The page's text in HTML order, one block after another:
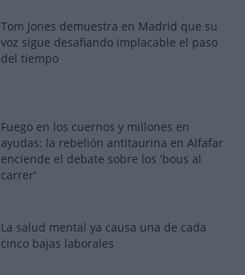
Tom Jones demuestra en Madrid que su
voz sigue desafiando implacable el paso
del tiempo
Fuego en los cuernos y millones en
ayudas: la rebelión antitaurina en Alfafar
enciende el debate sobre los 'bous al
carrer'
La salud mental ya causa una de cada
cinco bajas laborales